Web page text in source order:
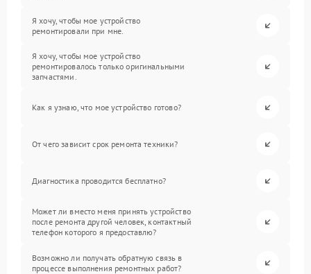
Я хочу, чтобы мое устройство
ремонтировали при мне.
Я хочу, чтобы мое устройство
ремонтировалось только оригинальными
запчастями.
Как я узнаю, что мое устройство готово?
От чего зависит срок ремонта техники?
Диагностика проводится бесплатно?
Может ли вместо меня принять устройство
после ремонта другой человек, контактный
телефон которого я предоставлю?
Возможно ли получать обратную связь в
процессе выполнения ремонтных работ?